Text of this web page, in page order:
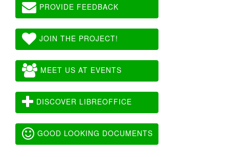
PROVIDE FEEDBACK
JOIN THE PROJECT!
MEET US AT EVENTS
DISCOVER LIBREOFFICE
GOOD LOOKING DOCUMENTS